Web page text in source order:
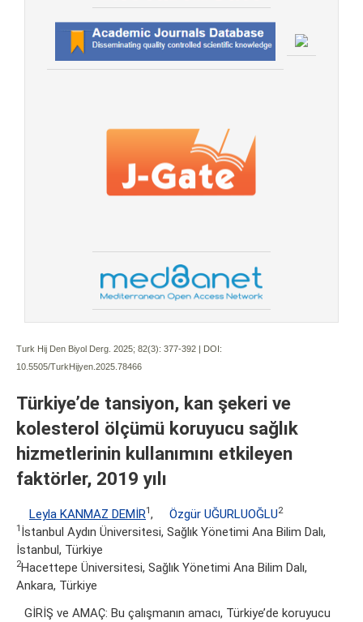
Turk Hij Den Biyol Derg. 2025; 82(3): 377-392 | DOI:
10.5505/TurkHijyen.2025.78466
Türkiye’de tansiyon, kan şekeri ve
kolesterol ölçümü koruyucu sağlık
hizmetlerinin kullanımını etkileyen
faktörler, 2019 yılı
Leyla KANMAZ DEMİR1, Özgür UĞURLUOĞLU2
1 İstanbul Aydın Üniversitesi, Sağlık Yönetimi Ana Bilim Dalı,
İstanbul, Türkiye
2Hacettepe Üniversitesi, Sağlık Yönetimi Ana Bilim Dalı,
Ankara, Türkiye
GİRİŞ ve AMAÇ: Bu çalışmanın amacı, Türkiye’de koruyucu